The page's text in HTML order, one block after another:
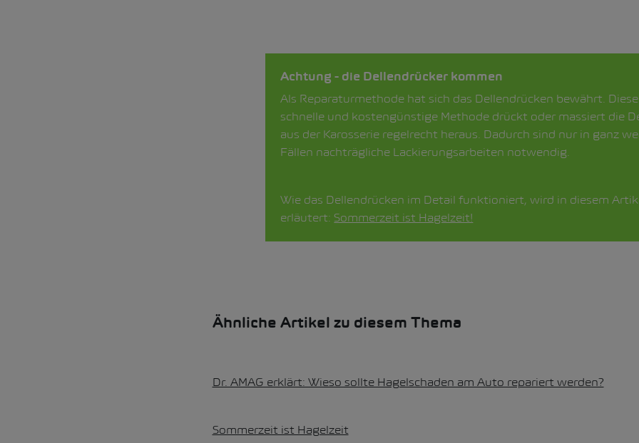
Achtung - die Dellendrücker kommen
Als Reparaturmethode hat sich das Dellendrücken bewährt. Diese
schnelle und kostengünstige Methode drückt oder massiert die
aus der Karosserie regelrecht heraus. Dadurch sind nur in ganz
Fällen nachträgliche Lackierungsarbeiten notwendig.
Wie das Dellendrücken im Detail funktioniert, wird in diesem
erläutert: Sommerzeit ist Hagelzeit!
Ähnliche Artikel zu diesem Thema
Dr. AMAG erklärt: Wieso sollte Hagelschaden am Auto repariert werden?
Sommerzeit ist Hagelzeit